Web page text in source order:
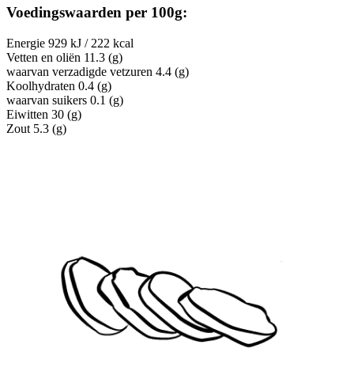
Voedingswaarden per 100g:
Energie 929 kJ / 222 kcal
Vetten en oliën 11.3 (g)
waarvan verzadigde vetzuren 4.4 (g)
Koolhydraten 0.4 (g)
waarvan suikers 0.1 (g)
Eiwitten 30 (g)
Zout 5.3 (g)